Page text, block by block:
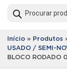
search
Início » Produtos
USADO / SEMI-
BLOCO RODADO